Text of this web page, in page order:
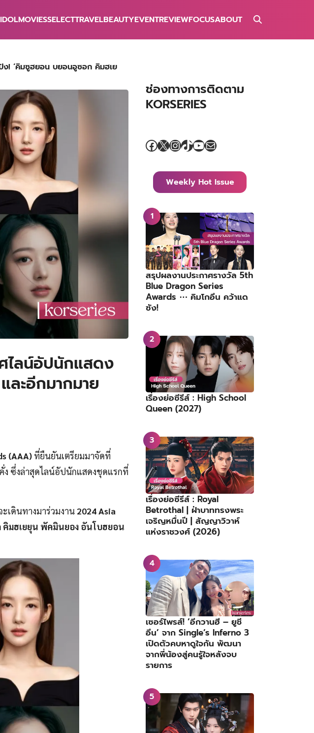
IDOLMOVIESSELECTTRAVELBEAUTYEVENTREVIEWFOCUSABOUT
! ‘คิมซูฮยอน บยอนอูซอก คิมฮเย
ไลน์อัปนักแสดง
ะอีกมากมาย
(AAA) ที่ยืนยันเตรียมมาจัดที่
ง ซึ่งล่าสุดไลน์อัปนักแสดงชุดแรกที่
เดินทางมาร่วมงาน 2024 Asia
มฮเยยุน พัคมินยอง อันโบฮยอน
ช่องทางการติดตาม
KORSERIES
Facebook
X Instagram
TikTok
YouTube
Mail
Weekly Hot Issue
สรุปผลงานประกาศรางวัล 5th
Blue Dragon Series
Awards ⋯ คิมโกอึน คว้าแด
ซัง!
เรื่องย่อซีรีส์ : High School
Queen (2027)
เรื่องย่อซีรีส์ : Royal
Betrothal | ฝ่าบาททรงพระ
เจริญหมื่นปี | สัญญาวิวาห์
แห่งราชวงศ์ (2026)
เซอร์ไพรส์! ‘อีกวานฮี – ยูชี
อึน’ จาก Single’s Inferno 3
เปิดตัวคบหาดูใจกัน พัฒนา
จากพี่น้องสู่คนรู้ใจหลังจบ
รายการ